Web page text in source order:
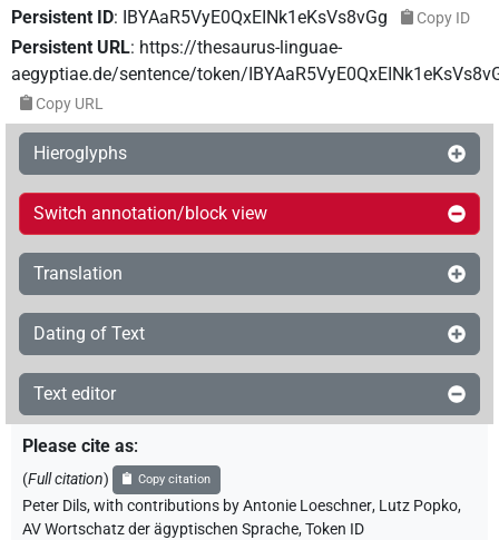
Persistent ID: IBYAaR5VyE0QxEINk1eKsVs8vGg Copy ID
Persistent URL: https://thesaurus-linguae-
aegyptiae.de/sentence/token/
Copy URL
Hieroglyphs
Switch annotation/block view
Translation
Dating of Text
Text editor
Please cite as:
(Full citation) Copy citation
Peter Dils,with contributions byAntonie Loeschner, Lutz Popko,
AV Wortschatz der ägyptischen Sprache,Token ID